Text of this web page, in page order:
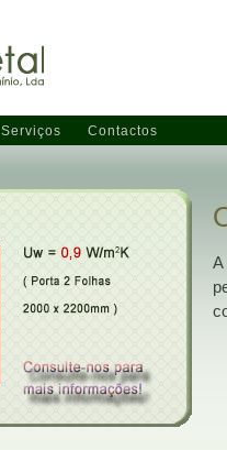
Serviços Contactos
A